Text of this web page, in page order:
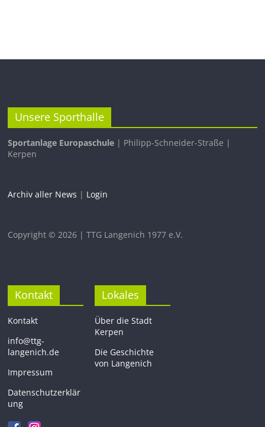
Unsere Sporthalle
Sportanlage Europaschule | Philipp-Schneider-Straße |
Kerpen
Archiv aller News | Login
Copyright © 2026 | TTG Langenich 1977 e.V.
Kontakt
Kontakt
info@ttg-
langenich.de
Impressum
Datenschutzerklär
ung
Lokales
Über die Stadt
Kerpen
Die Geschichte
von Langenich